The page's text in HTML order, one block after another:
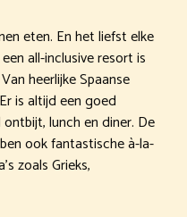
eten. En het liefst elke
all-inclusive resort is
heerlijke Spaanse
is altijd een goed
lunch en diner. De
ook fantastische à-la-
zoals Grieks,